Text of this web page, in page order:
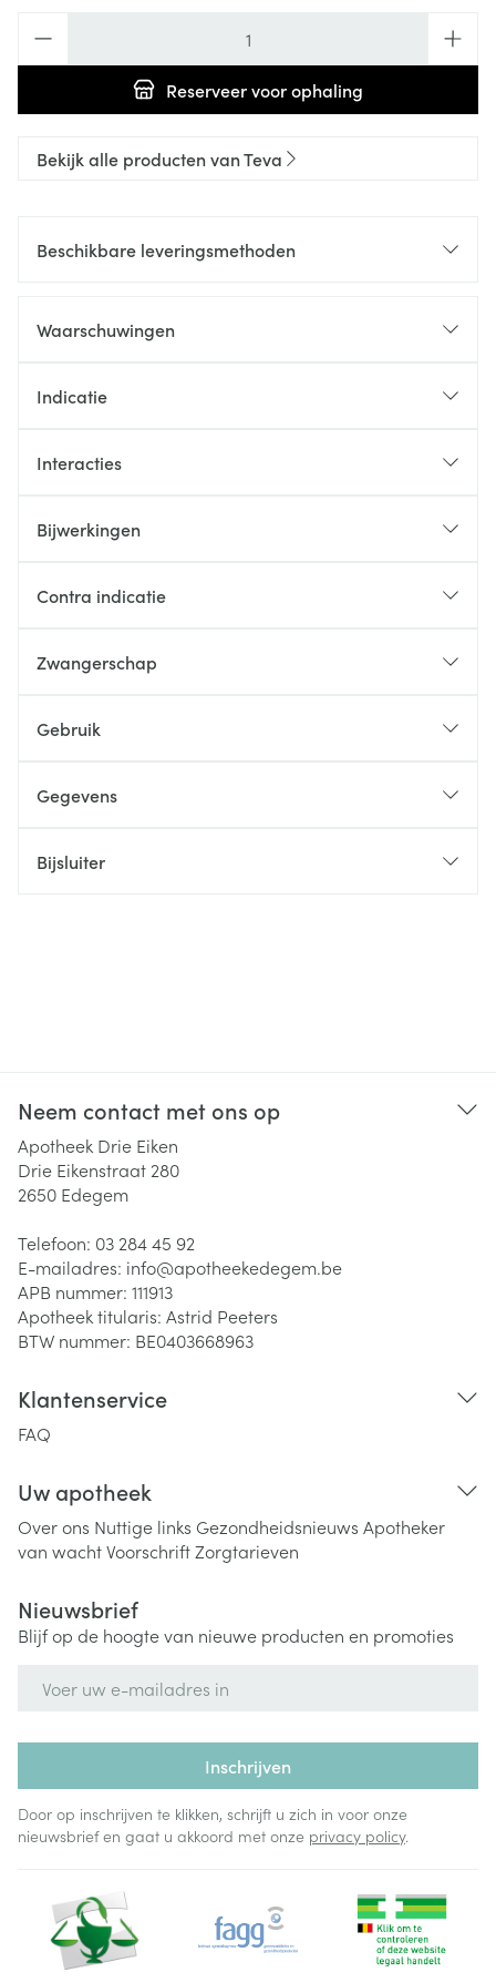
Reserveervoor ophaling
Bekijk alle producten van Teva
Beschikbare leveringsmethoden
Waarschuwingen
Indicatie
Interacties
Bijwerkingen
Contra indicatie
Zwangerschap
Gebruik
Gegevens
Bijsluiter
Neem contact met ons op
Apotheek Drie Eiken
Drie Eikenstraat 280
2650 Edegem
Telefoon: 03 284 45 92
E-mailadres: info@apotheekedegem.be
APB nummer: 111913
Apotheek titularis: Astrid Peeters
BTW nummer: BE0403668963
Klantenservice
FAQ
Uw apotheek
Over ons Nuttige links Gezondheidsnieuws Apotheker
van wachtVoorschriftZorgtarieven
Nieuwsbrief
Blijf op de hoogte van nieuwe producten en promoties
Inschrijven
Door op inschrijven te klikken, schrijft u zich in voor onze
nieuwsbrief en gaat u akkoord met onze privacy policy.